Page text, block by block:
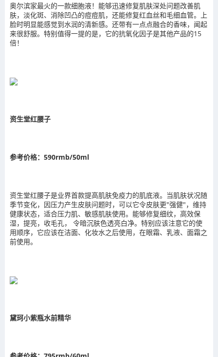
奥尔滨家最火的一款细胞液！能够迅速修复肌肤深处问题改善肌
肤，淡化斑、消除凹凸的痘痘肌，还能修复红血丝和毛细血管。上
脸时明显能感觉到水润的清新感。还带有一点点融合的香味，闻起
来很舒服。特别值得一提的是，它的抗氧化因子是其他产品的15
倍！
资生堂红腰子
参考价格：590rmb/50ml
资生堂红腰子是业界首款提高肌肤免疫力的肌底液。当肌肤状况随
季节变化，因压力产生皮肤问题时，可以它令皮肤更"强健"，维持
健康状态，适合压力肌、敏感肌肤使用。能够修复细纹，高效保
湿，提亮，收毛孔， 令暗沉肤色透亮白净。特别应该注意它的使
用顺序，它应该在洁面、化妆水之后使用，在眼霜、乳液、面霜之
前使用。
黛珂小紫瓶水前精华